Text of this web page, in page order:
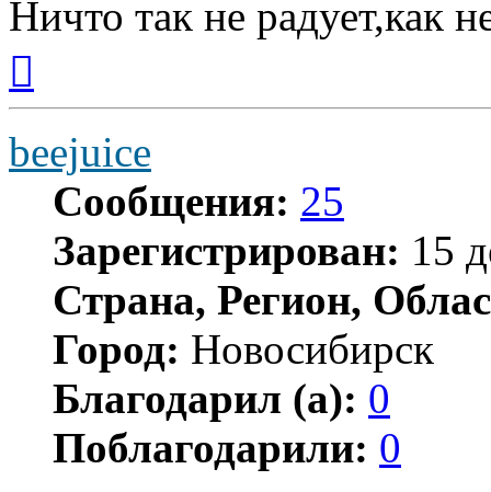
Ничто так не радует,как
началу
beejuice
Сообщения: 25
Зарегистрирован: 15
Страна, Регион,
Город: Новосибирск
Благодарил (а): 0
Поблагодарили: 0